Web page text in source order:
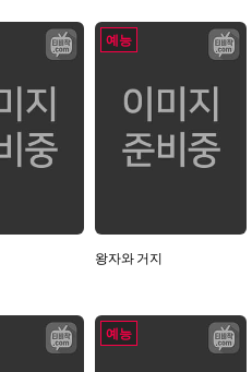
예능
왕자와 거지
예능